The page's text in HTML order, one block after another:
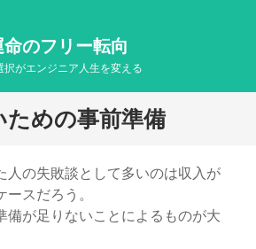
命のフリー転向
択がエンジニア人生を変える
ための事前準備
人の失敗談として多いのは収入が
スだろう。
備が足りないことによるものが大